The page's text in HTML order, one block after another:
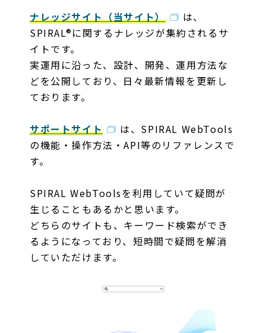
ナレッジサイト（当サイト）
は、
SPIRAL®に関するナレッジが集約されるサ
イトです。
実運用に沿った、​設計、開発、運用方法な
どを公開しており、日々最新情報を更新し
ております。
サポートサイト
は、SPIRAL WebTools
の機能・操作方法・API等のリファレンスで
す。
SPIRAL WebToolsを利用していて疑問が
生じることもあるかと思います。
どちらのサイトも、キーワード検索ができ
るようになっており、短時間で疑問を解消
していただけます。